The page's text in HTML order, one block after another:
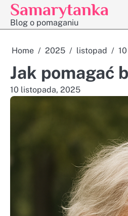
Skip
content
Samarytanka
Blog o pomaganiu
Home 2025 listopad 10
Jak pomagać
10 listopada, 2025